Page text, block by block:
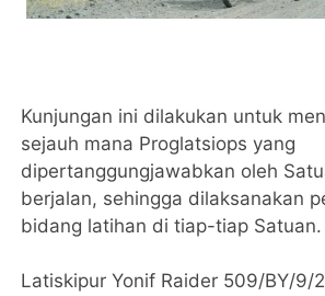
Kunjungan ini dilakukan untuk
sejauh mana Proglatsiops yang
dipertanggungjawabkan oleh
berjalan, sehingga dilaksanakan
bidang latihan di tiap-tiap Satuan.
Latiskipur Yonif Raider 509/BY/9/